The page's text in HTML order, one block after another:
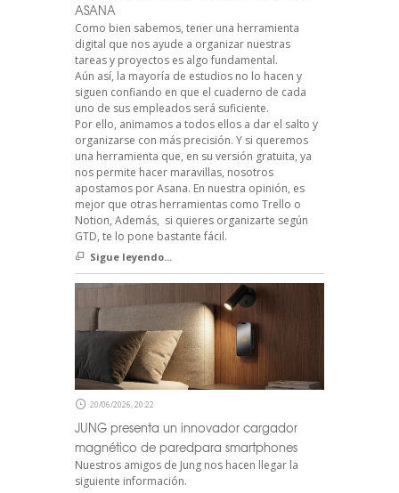
ASANA
Como bien sabemos, tener una herramienta
digital que nos ayude a organizar nuestras
tareas y proyectos es algo fundamental.
Aún así, la mayoría de estudios no lo hacen y
siguen confiando en que el cuaderno de cada
uno de sus empleados será suficiente.
Por ello, animamos a todos ellos a dar el salto y
organizarse con más precisión. Y si queremos
una herramienta que, en su versión gratuita, ya
nos permite hacer maravillas, nosotros
apostamos por Asana. En nuestra opinión, es
mejor que otras herramientas como Trello o
Notion, Además, si quieres organizarte según
GTD, te lo pone bastante fácil.
Sigue leyendo...
20/06/2026, 20:22
JUNG presenta un innovador cargador
magnético de paredpara smartphones
Nuestros amigos de Jung nos hacen llegar la
siguiente información.